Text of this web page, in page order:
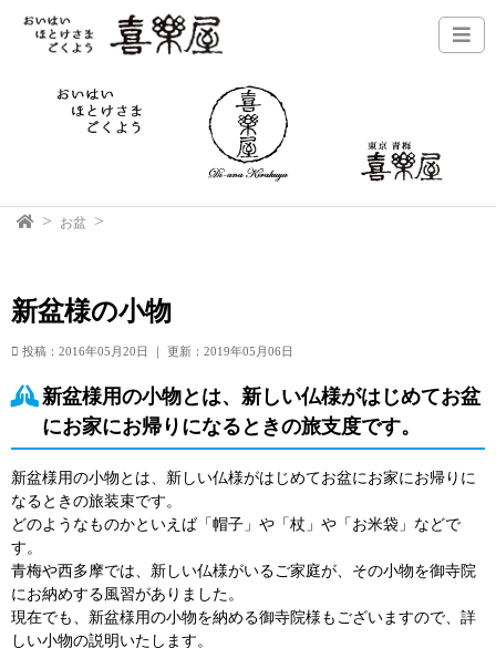
お盆
新盆様の小物
投稿：2016年05月20日 ｜ 更新：2019年05月06日
新盆様用の小物とは、新しい仏様がはじめてお盆
にお家にお帰りになるときの旅支度です。
新盆様用の小物とは、新しい仏様がはじめてお盆にお家にお帰りに
なるときの旅装束です。
どのようなものかといえば「帽子」や「杖」や「お米袋」などで
す。
青梅や西多摩では、新しい仏様がいるご家庭が、その小物を御寺院
にお納めする風習がありました。
現在でも、新盆様用の小物を納める御寺院様もございますので、詳
しい小物の説明いたします。